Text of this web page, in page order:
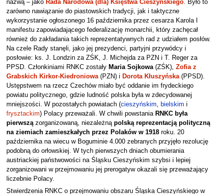
nazwą – jako Rada Narodowa (dla) Księstwa Cieszyńskiego. Było to
zarówno nawiązanie do piastowskich tradycji, jak i taktyczne
wykorzystanie ogłoszonego 16 października przez cesarza Karola I
manifestu zapowiadającego federalizację monarchii, który zachęcał
również do zakładania takich reprezentatywnych rad z udziałem posłów.
Na czele Rady stanęli, jako jej prezydenci, partyjni przywódcy i
posłowie: ks. J. Londzin za ZŚK, J. Michejda za PZN i T. Reger za
PPSD. Członkiniami RNKC zostały Maria Sojkowa(ZŚK), Zofia z
Grabskich Kirkor-Kiedroniowa(PZN) i Dorota Kłuszyńska(PPSD).
Ustępstwem na rzecz Czechów miało być oddanie im frydeckiego
powiatu politycznego, gdzie ludność polska była w zdecydowanej
mniejszości. W pozostałych powiatach (cieszyńskim bielskim i
frysztackim) Polacy przeważali. W chwili powstania RNKC była
pierwszązorganizowaną, niezależną polską reprezentacją polityczną
na ziemiach zamieszkałych przez Polaków w 1918roku. 20
października na wiecu w Boguminie 4.000 zebranych przyjęło rezolucję
podobną do orłowskiej. W tych pierwszych dniach obumierania
austriackiej państwowości na Śląsku Cieszyńskim szybsi i lepiej
zorganizowani w przejmowaniu jej prerogatyw okazali się przeważający
liczebnie Polacy.
Stwierdzenia RNKC o przejmowaniu obszaru Śląska Cieszyńskiego w